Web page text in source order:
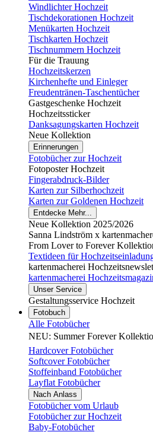
Windlichter Hochzeit
Tischdekorationen Hochzeit
Menükarten Hochzeit
Tischkarten Hochzeit
Tischnummern Hochzeit
Für die Trauung
Hochzeitskerzen
Kirchenhefte und Einleger
Freudentränen-Taschentücher
Gastgeschenke Hochzeit
Hochzeitssticker
Danksagungskarten Hochzeit
Neue Kollektion
Erinnerungen
Fotobücher zur Hochzeit
Fotoposter Hochzeit
Fingerabdruck-Bilder
Karten zur Silberhochzeit
Karten zur Goldenen Hochzeit
Entdecke Mehr...
Neue Kollektion 2025/2026
Sanna Lindström x
From Lover to Forever
Textideen für
kartenmacherei
kartenmacherei
Unser Service
Gestaltungsservice Hochzeit
Fotobuch
Alle Fotobücher
NEU: Summer Forever
Hardcover Fotobücher
Softcover Fotobücher
Stoffeinband Fotobücher
Layflat Fotobücher
Nach Anlass
Fotobücher vom Urlaub
Fotobücher zur Hochzeit
Baby-Fotobücher